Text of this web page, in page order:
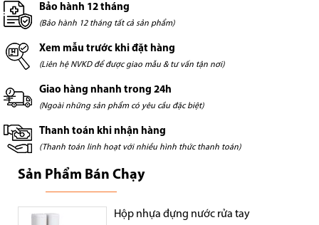
Bảo hành 12 tháng
(Bảo hành 12 tháng tất cả sản phẩm)
Xem mẫu trước khi đặt hàng
(Liên hệ NVKD để được giao mẫu & tư vấn tận nơi)
Giao hàng nhanh trong 24h
(Ngoài những sản phẩm có yêu cầu đặc biệt)
Thanh toán khi nhận hàng
(Thanh toán linh hoạt với nhiều hình thức thanh toán)
Sản Phẩm Bán Chạy
Hộp nhựa đựng nước rửa tay